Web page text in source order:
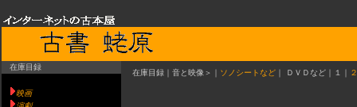
在庫目録
映画
在庫目録｜音と映像＞ ｜ ソノシートなど ｜ ＤＶＤなど｜１｜ ２